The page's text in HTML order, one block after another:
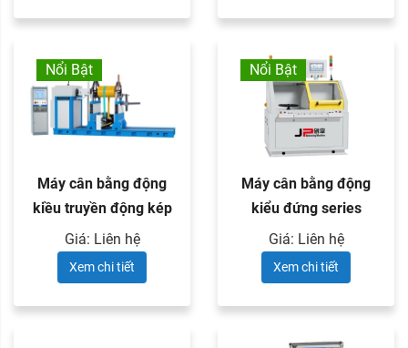
Nổi Bật
Máy cân bằng động
kiều truyền động kép
series PHS
Giá: Liên hệ
Xem chi tiết
Nổi Bật
Máy cân bằng động
kiểu đứng series
PHLD
Giá: Liên hệ
Xem chi tiết